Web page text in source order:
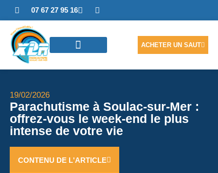
07 67 27 95 16
ACHETER UN SAUT
19/02/2026
Parachutisme à Soulac-sur-Mer :
offrez-vous le week-end le plus
intense de votre vie
CONTENU DE L'ARTICLE